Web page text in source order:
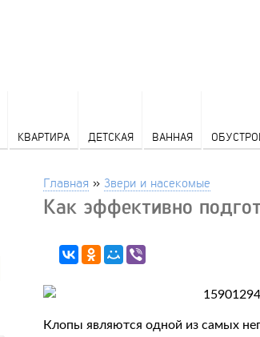
КВАРТИРА ДЕТСКАЯ ВАННАЯ
Главная » Звери и насекомые
Как эффективно
Клопы являются одной из самых